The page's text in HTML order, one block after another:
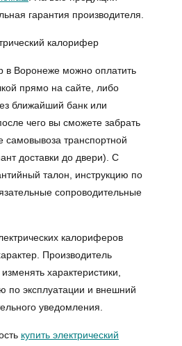
гарантия производителя.
в Воронеже можно оплатить
прямо на сайте, либо
ближайший банк или
чего вы сможете забрать
самовывоза транспортной
доставки до двери). С
талон, инструкцию по
сопроводительные
калориферов
Производитель
характеристики,
по эксплуатации и внешний
уведомления.
купить электрический